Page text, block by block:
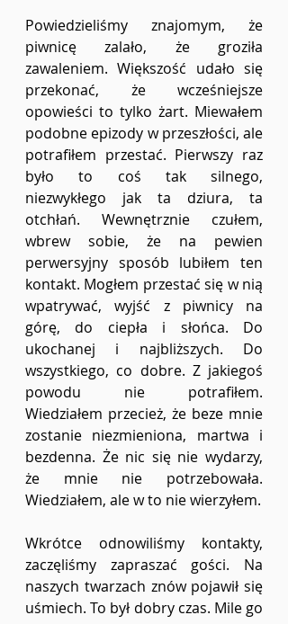
Powiedzieliśmy znajomym, że
piwnicę zalało, że groziła
zawaleniem. Większość udało się
przekonać, że wcześniejsze
opowieści to tylko żart. Miewałem
podobne epizody w przeszłości, ale
potrafiłem przestać. Pierwszy raz
było to coś tak silnego,
niezwykłego jak ta dziura, ta
otchłań. Wewnętrznie czułem,
wbrew sobie, że na pewien
perwersyjny sposób lubiłem ten
kontakt. Mogłem przestać się w nią
wpatrywać, wyjść z piwnicy na
górę, do ciepła i słońca. Do
ukochanej i najbliższych. Do
wszystkiego, co dobre. Z jakiegoś
powodu nie potrafiłem.
Wiedziałem przecież, że beze mnie
zostanie niezmieniona, martwa i
bezdenna. Że nic się nie wydarzy,
że mnie nie potrzebowała.
Wiedziałem, ale w to nie wierzyłem.
Wkrótce odnowiliśmy kontakty,
zaczęliśmy zapraszać gości. Na
naszych twarzach znów pojawił się
uśmiech. To był dobry czas. Mile go